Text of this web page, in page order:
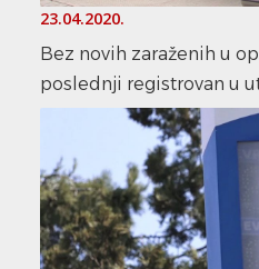
23.04.2020.
Bez novih zaraženih u
poslednji registrovan u